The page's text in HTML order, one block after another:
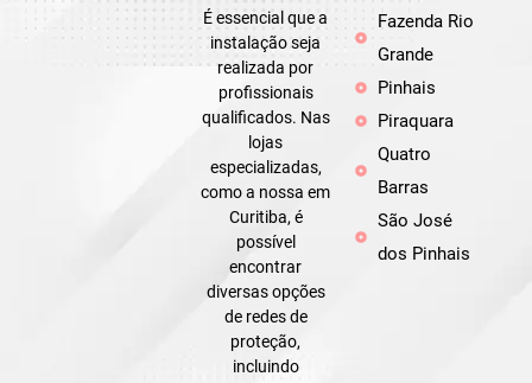
É essencial que a
instalação seja
realizada por
profissionais
qualificados. Nas
lojas
especializadas,
como a nossa em
Curitiba, é
possível
encontrar
diversas opções
de redes de
proteção,
incluindo
Fazenda Rio
Grande
Pinhais
Piraquara
Quatro
Barras
São José
dos Pinhais